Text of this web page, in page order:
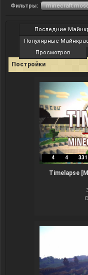
Фильтры: minecraft
Последние
Популярные
Просмотров
Постройки
4 4
Timelapse